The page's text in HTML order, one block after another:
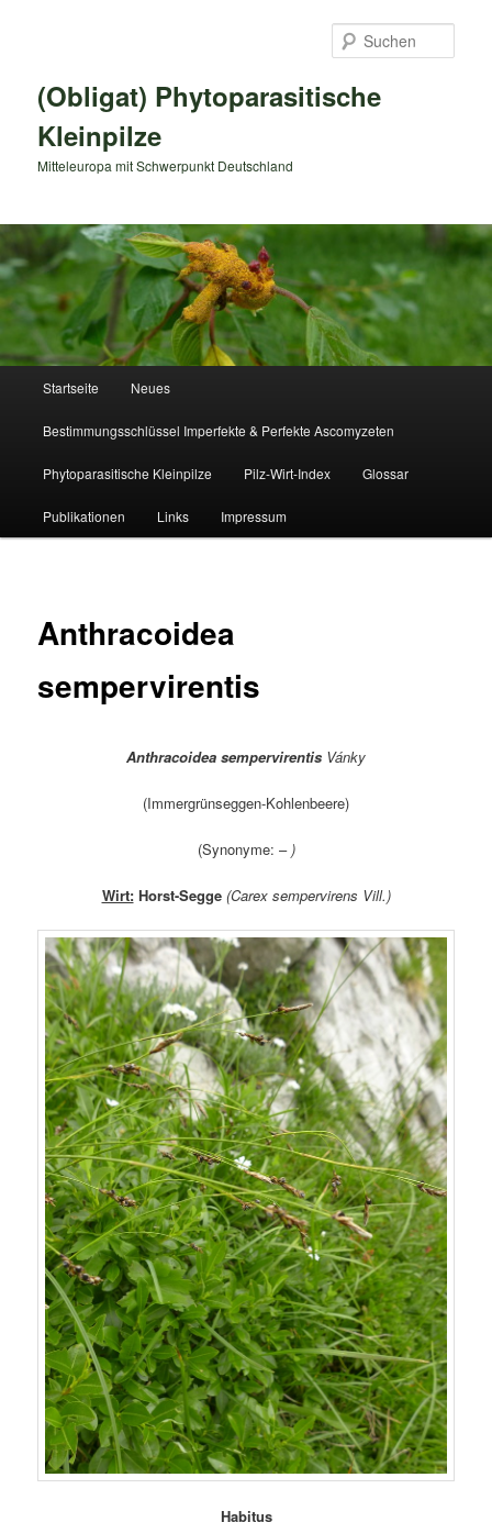
(Obligat) Phytoparasitische
Kleinpilze
Mitteleuropa mit Schwerpunkt Deutschland
Startseite Neues
Bestimmungsschlüssel Imperfekte & Perfekte Ascomyzeten
Phytoparasitische Kleinpilze Pilz-Wirt-Index Glossar
Publikationen Links Impressum
Anthracoidea
sempervirentis
Anthracoidea sempervirentis Vánky
(Immergrünseggen-Kohlenbeere)
(Synonyme: –)
Wirt: Horst-Segge (Carex sempervirens Vill.)
Habitus